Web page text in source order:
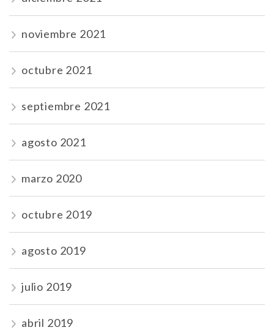
noviembre 2021
octubre 2021
septiembre 2021
agosto 2021
marzo 2020
octubre 2019
agosto 2019
julio 2019
abril 2019